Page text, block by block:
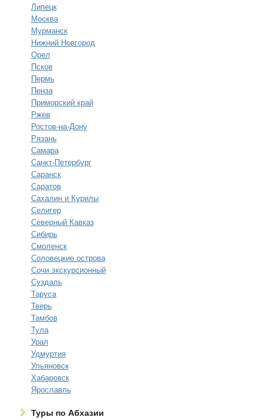
Липецк
Москва
Мурманск
Нижний Новгород
Орел
Псков
Пермь
Пенза
Приморский край
Ржев
Ростов-на-Дону
Рязань
Самара
Санкт-Петербург
Саранск
Саратов
Сахалин и Курилы
Селигер
Северный Кавказ
Сибирь
Смоленск
Соловецкие острова
Сочи экскурсионный
Суздаль
Таруса
Тверь
Тамбов
Тула
Урал
Удмуртия
Ульяновск
Хабаровск
Ярославль
Туры по Абхазии